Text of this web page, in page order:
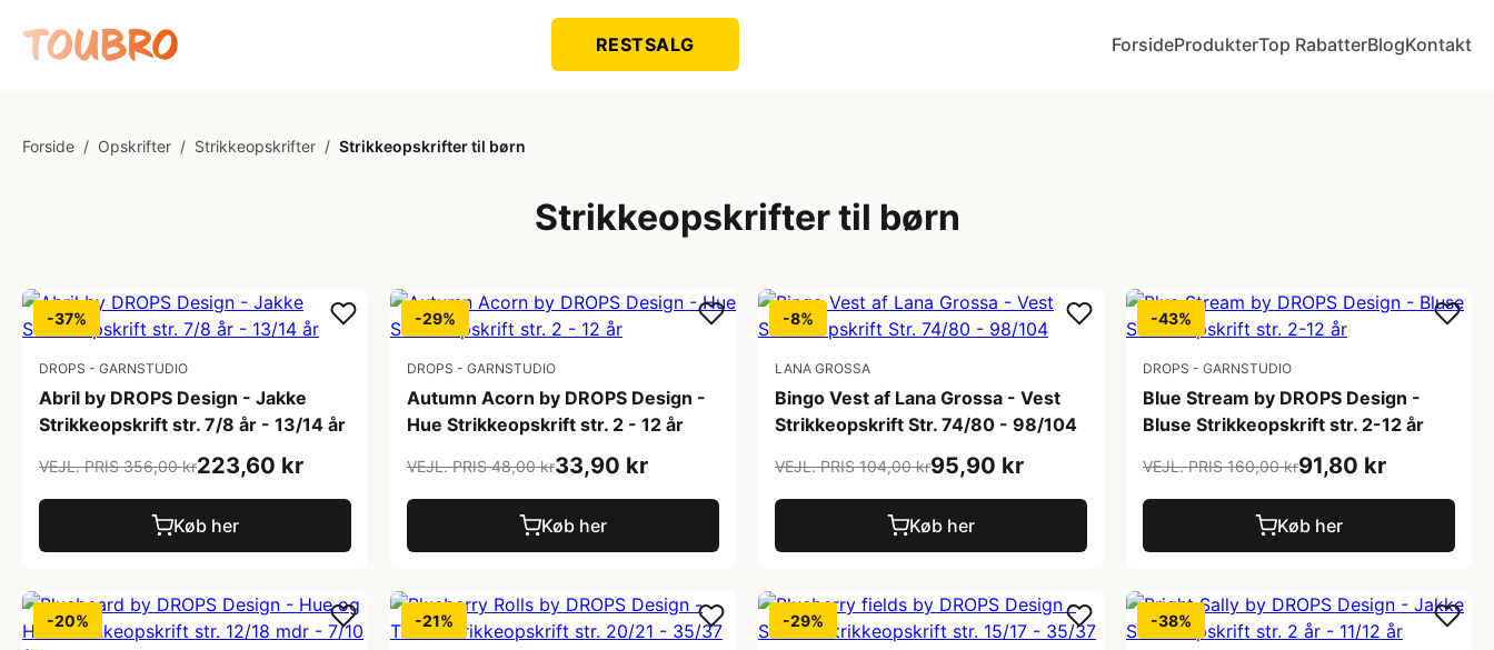
RESTSALG ForsideProdukterTop RabatterBlogKontakt
Forside / Opskrifter / Strikkeopskrifter / Strikkeopskrifter til børn
Strikkeopskrifter til børn
-37%
DROPS - GARNSTUDIO
Abril by DROPS Design - Jakke
Strikkeopskrift str. 7/8 år - 13/14 år
VEJL. PRIS 356,00 kr223,60 kr
Køb her
-29%
DROPS - GARNSTUDIO
Autumn Acorn by DROPS Design -
Hue Strikkeopskrift str. 2 - 12 år
VEJL. PRIS 48,00 kr33,90 kr
Køb her
-8%
LANA GROSSA
Bingo Vest af Lana Grossa - Vest
Strikkeopskrift Str. 74/80 - 98/104
VEJL. PRIS 104,00 kr95,90 kr
Køb her
-43%
DROPS - GARNSTUDIO
Blue Stream by DROPS Design -
Bluse Strikkeopskrift str. 2-12 år
VEJL. PRIS 160,00 kr91,80 kr
Køb her
-20% -21% -29% -38%